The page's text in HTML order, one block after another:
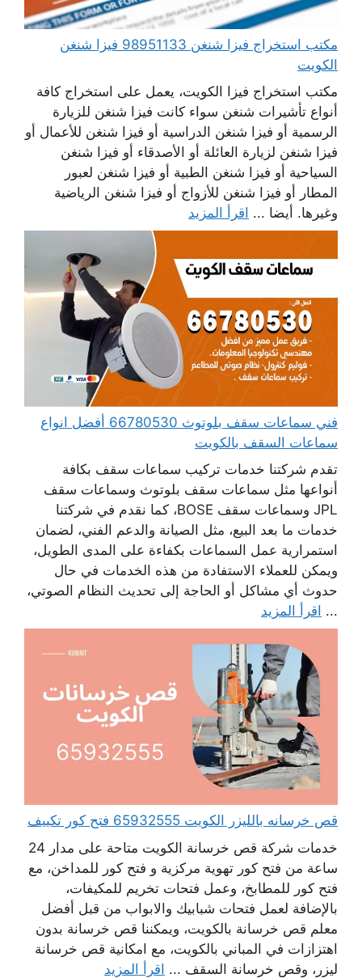
مكتب استخراج فيزا شنغن 98951133 فيزا شنغن
الكويت
مكتب استخراج فيزا الكويت، يعمل على استخراج كافة
أنواع تأشيرات شنغن سواء كانت فيزا شنغن للزيارة
الرسمية أو فيزا شنغن الدراسية أو فيزا شنغن للأعمال أو
فيزا شنغن لزيارة العائلة أو الأصدقاء أو فيزا شنغن
السياحية أو فيزا شنغن الطبية أو فيزا شنغن لعبور
المطار أو فيزا شنغن للأزواج أو فيزا شنغن الرياضية
وغيرها. أيضا ... اقرأ المزيد
فني سماعات سقف بلوتوث 66780530 أفضل انواع
سماعات السقف بالكويت
تقدم شركتنا خدمات تركيب سماعات سقف بكافة
أنواعها مثل سماعات سقف بلوتوث وسماعات سقف
JPL وسماعات سقف BOSE، كما نقدم في شركتنا
خدمات ما بعد البيع، مثل الصيانة والدعم الفني، لضمان
استمرارية عمل السماعات بكفاءة على المدى الطويل،
ويمكن للعملاء الاستفادة من هذه الخدمات في حال
حدوث أي مشاكل أو الحاجة إلى تحديث النظام الصوتي،
... اقرأ المزيد
قص خرسانه بالليزر الكويت 65932555 فتح كور تكييف
خدمات شركة قص خرسانة الكويت متاحة على مدار 24
ساعة من فتح كور تهوية مركزية و فتح كور للمداخن، مع
فتح كور للمطابخ، وعمل فتحات تخريم للمكيفات،
بالإضافة لعمل فتحات شبابيك والابواب من قبل أفضل
معلم قص خرسانة بالكويت، ويمكننا قص خرسانة بدون
اهتزازات في المباني بالكويت، مع امكانية قص خرسانة
ليزر، وقص خرسانة السقف ... اقرأ المزيد